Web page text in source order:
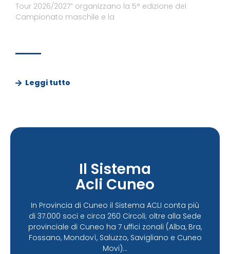
Tour 2026/2027” organizzano la 5° edizione del
Campionato maschile e la
Leggi tutto
Il Sistema
Acli Cuneo
In Provincia di Cuneo il Sistema ACLI conta più
di 37.000 soci e circa 260 Circoli; oltre alla Sede
provinciale di Cuneo ha 7 uffici zonali (Alba, Bra,
Fossano, Mondovì, Saluzzo, Savigliano e Cuneo
Movi)...